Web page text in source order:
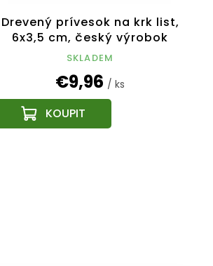
Drevený prívesok na krk list,
6x3,5 cm, český výrobok
SKLADEM
€9,96 / ks